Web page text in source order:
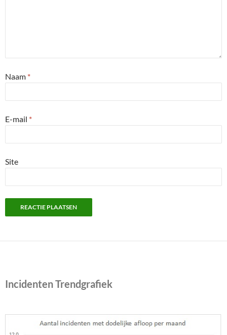
Naam *
E-mail *
Site
Incidenten Trendgrafiek